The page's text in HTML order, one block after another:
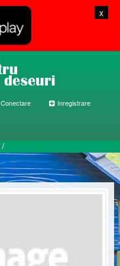
x
Conectare Inregistrare
/